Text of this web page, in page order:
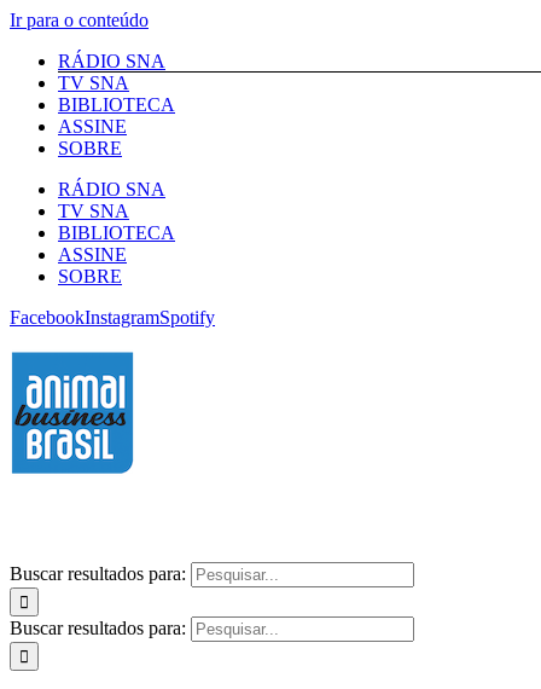
Ir para o conteúdo
RÁDIO SNA
TV SNA
BIBLIOTECA
ASSINE
SOBRE
RÁDIO SNA
TV SNA
BIBLIOTECA
ASSINE
SOBRE
FacebookInstagramSpotify
Buscar resultados para:
Buscar resultados para: